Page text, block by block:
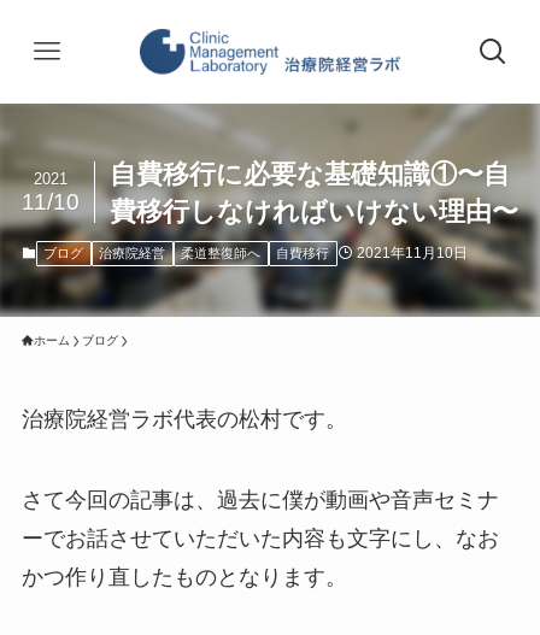
自費移行に必要な基礎知識①〜自
費移行しなければいけない理由〜
2021
11/10
ブログ 治療院経営 柔道整復師へ 自費移行 2021年11月10日
ホーム ブログ
治療院経営ラボ代表の松村です。
さて今回の記事は、過去に僕が動画や音声セミナ
ーでお話させていただいた内容も文字にし、なお
かつ作り直したものとなります。